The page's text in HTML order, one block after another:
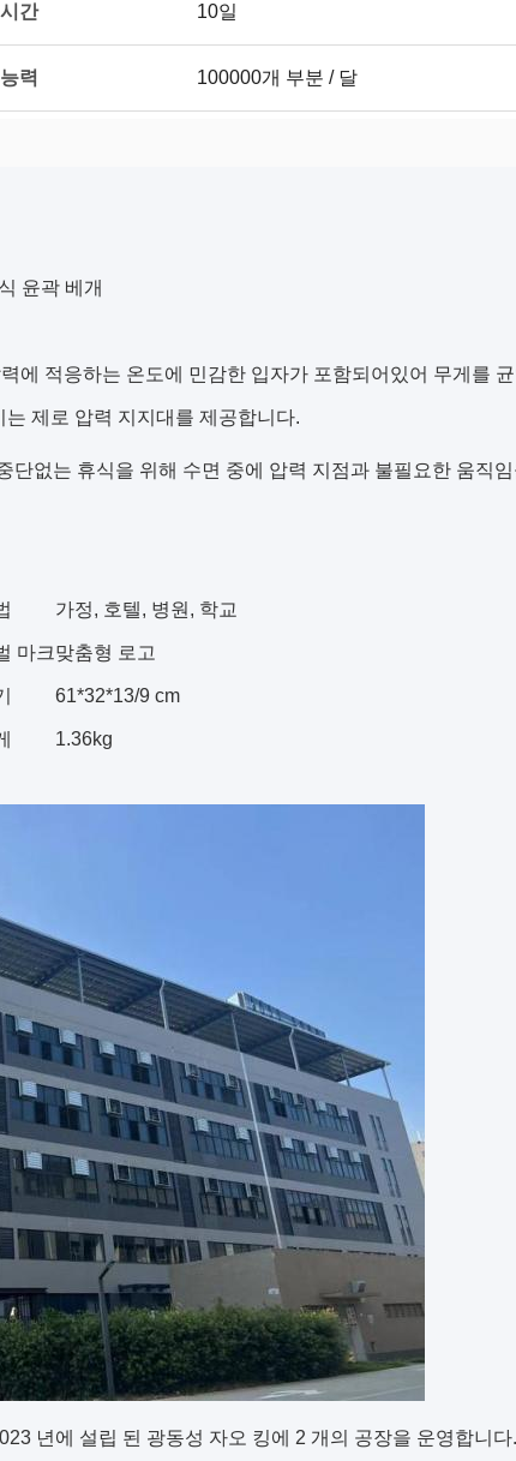
간 10일
력 100000개 부분 / 달
윤곽 베개
에 적응하는 온도에 민감한 입자가 포함되어있어 무게를
제로 압력 지지대를 제공합니다.
단없는 휴식을 위해 수면 중에 압력 지점과 불필요한 움직임
가정, 호텔, 병원, 학교
마크맞춤형 로고
61*32*13/9 cm
1.36kg
년에 설립 된 광동성 자오 킹에 2 개의 공장을 운영합니